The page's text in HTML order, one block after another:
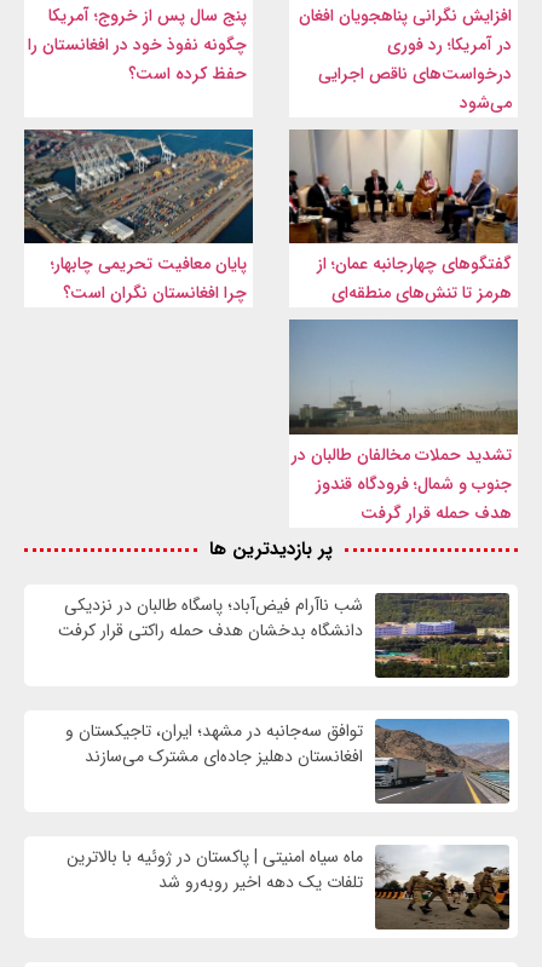
افزایش نگرانی پناهجویان افغان
در آمریکا؛ رد فوری
درخواست‌های ناقص اجرایی
می‌شود
پنج سال پس از خروج؛ آمریکا
چگونه نفوذ خود در افغانستان را
حفظ کرده است؟
گفتگوهای چهارجانبه عمان؛ از
هرمز تا تنش‌های منطقه‌ای
پایان معافیت تحریمی‌ چابهار؛
چرا افغانستان نگران است؟
تشدید حملات مخالفان طالبان در
جنوب و شمال؛ فرودگاه قندوز
هدف حمله قرار گرفت
پر بازدیدترین ها
شب ناآرام فیض‌آباد؛ پاسگاه طالبان در نزدیکی
دانشگاه بدخشان هدف حمله راکتی قرار کرفت
توافق سه‌جانبه در مشهد؛ ایران، تاجیکستان و
افغانستان دهلیز جاده‌ای مشترک می‌سازند
ماه سیاه امنیتی | پاکستان در ژوئیه با بالاترین
تلفات یک دهه اخیر روبه‌رو شد